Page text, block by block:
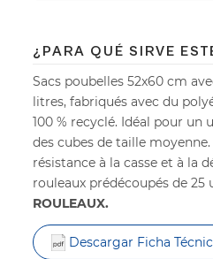
¿PARA QUÉ SIRVE
Sacs poubelles 52x60 cm
litres, fabriqués avec du
100 % recyclé. Idéal pour un
des cubes de taille
résistance à la casse et à la
rouleaux prédécoupés de 25
ROULEAUX.
Descargar Ficha